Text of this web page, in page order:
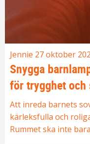
Jennie 27 oktober
Snygga
för trygghet
Att inreda barnets
kärleksfulla och
Rummet ska inte